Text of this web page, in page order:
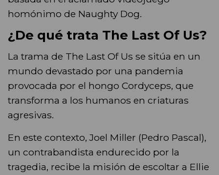
homónimo de Naughty Dog.
¿De qué trata The Last Of Us?
La trama de ​The Last Of Us se sitúa en un
mundo devastado por una pandemia
provocada por el hongo Cordyceps, que
transforma a los humanos en criaturas
agresivas.
En este contexto, Joel Miller (Pedro Pascal),
un contrabandista endurecido por la
tragedia, recibe la misión de escoltar a Ellie